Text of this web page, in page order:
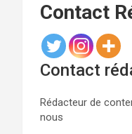
Contact
Contact
Rédacteur de
nous